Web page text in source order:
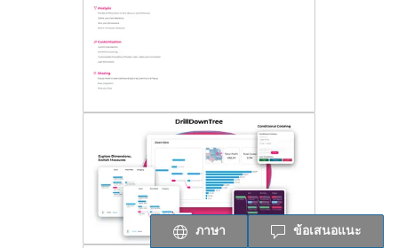
ภาษา ข้อเสนอแนะ